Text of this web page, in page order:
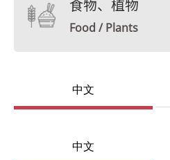
食物、植物
Food / Plants
中文
中文